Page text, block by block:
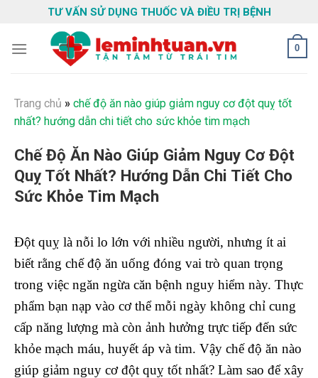
content
TƯ VẤN SỬ DỤNG THUỐC VÀ ĐIỀU TRỊ BỆNH
0
Trang chủ » chế độ ăn nào giúp giảm nguy cơ đột quỵ tốt
nhất? hướng dẫn chi tiết cho sức khỏe tim mạch
Chế Độ Ăn Nào Giúp Giảm Nguy Cơ Đột
Quỵ Tốt Nhất? Hướng Dẫn Chi Tiết Cho
Sức Khỏe Tim Mạch
Đột quỵ là nỗi lo lớn với nhiều người, nhưng ít ai
biết rằng chế độ ăn uống đóng vai trò quan trọng
trong việc ngăn ngừa căn bệnh nguy hiểm này. Thực
phẩm bạn nạp vào cơ thể mỗi ngày không chỉ cung
cấp năng lượng mà còn ảnh hưởng trực tiếp đến sức
khỏe mạch máu, huyết áp và tim. Vậy chế độ ăn nào
giúp giảm nguy cơ đột quỵ tốt nhất? Làm sao để xây